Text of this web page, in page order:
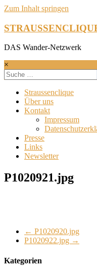
Zum Inhalt springen
DAS Wander-Netzwerk
×
Straussenclique
Über uns
Kontakt
Impressum
Presse
Links
Newsletter
P1020921.jpg
← P1020920.jpg
P1020922.jpg →
Kategorien